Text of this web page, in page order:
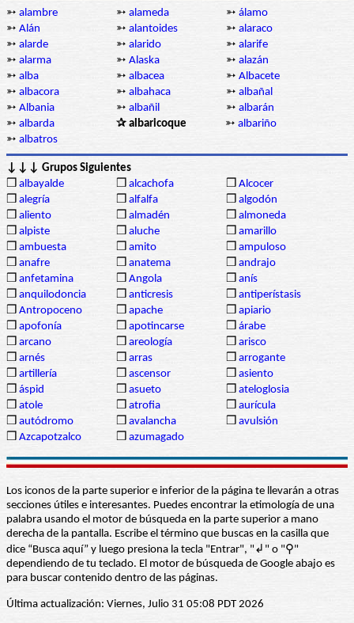
➳ alambre ➳ alameda ➳ álamo
➳ Alán ➳ alantoides ➳ alaraco
➳ alarde ➳ alarido ➳ alarife
➳ alarma ➳ Alaska ➳ alazán
➳ alba ➳ albacea ➳ Albacete
➳ albacora ➳ albahaca ➳ albañal
➳ Albania ➳ albañil ➳ albarán
➳ albarda ✰ albaricoque ➳ albariño
➳ albatros
↓↓↓ Grupos Siguientes
❒ albayalde ❒ alcachofa ❒ Alcocer
❒ alegría ❒ alfalfa ❒ algodón
❒ aliento ❒ almadén ❒ almoneda
❒ alpiste ❒ aluche ❒ amarillo
❒ ambuesta ❒ amito ❒ ampuloso
❒ anafre ❒ anatema ❒ andrajo
❒ anfetamina ❒ Angola ❒ anís
❒ anquilodoncia ❒ anticresis ❒ antiperístasis
❒ Antropoceno ❒ apache ❒ apiario
❒ apofonía ❒ apotincarse ❒ árabe
❒ arcano ❒ areología ❒ arisco
❒ arnés ❒ arras ❒ arrogante
❒ artillería ❒ ascensor ❒ asiento
❒ áspid ❒ asueto ❒ ateloglosia
❒ atole ❒ atrofia ❒ aurícula
❒ autódromo ❒ avalancha ❒ avulsión
❒ Azcapotzalco ❒ azumagado
Los iconos de la parte superior e inferior de la página te llevarán a otras
secciones útiles e interesantes. Puedes encontrar la etimología de una
palabra usando el motor de búsqueda en la parte superior a mano
derecha de la pantalla. Escribe el término que buscas en la casilla que
dice “Busca aquí” y luego presiona la tecla "Entrar", "↲" o "⚲"
dependiendo de tu teclado. El motor de búsqueda de Google abajo es
para buscar contenido dentro de las páginas.
Última actualización: Viernes, Julio 31 05:08 PDT 2026